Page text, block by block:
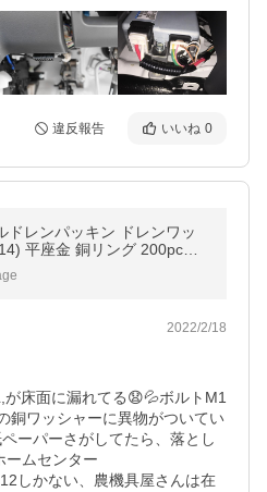
違反報告 いいね 0
ドレンパッキン ドレンワッ
平座金 銅リング 200pcセ
イル交換の必需品 ODGN2
2022/2/18
床面に漏れてる😧💦ボルトM1
銅ワッシャーに異物がついてい
ーパーさがしてたら、落とし
ームセンター
しかない、農機具屋さんは在